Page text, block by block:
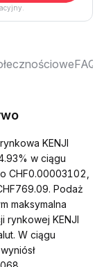
FAQ
KENJI
w ciągu
CHF0.00003102,
Podaż
maksymalna
rynkowej KENJI
W ciągu